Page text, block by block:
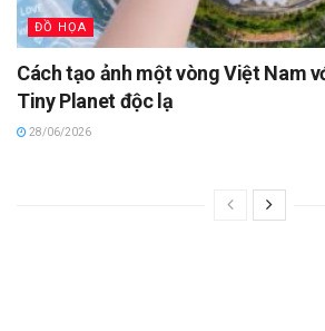
ĐỒ HỌA
Cách tạo ảnh một vòng Việt Nam
Tiny Planet độc lạ
28/06/2026